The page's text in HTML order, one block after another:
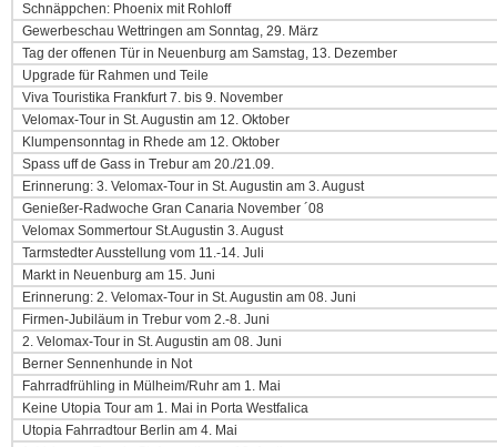
Schnäppchen: Phoenix mit Rohloff
Gewerbeschau Wettringen am Sonntag, 29. März
Tag der offenen Tür in Neuenburg am Samstag, 13. Dezember
Upgrade für Rahmen und Teile
Viva Touristika Frankfurt 7. bis 9. November
Velomax-Tour in St. Augustin am 12. Oktober
Klumpensonntag in Rhede am 12. Oktober
Spass uff de Gass in Trebur am 20./21.09.
Erinnerung: 3. Velomax-Tour in St. Augustin am 3. August
Genießer-Radwoche Gran Canaria November ´08
Velomax Sommertour St.Augustin 3. August
Tarmstedter Ausstellung vom 11.-14. Juli
Markt in Neuenburg am 15. Juni
Erinnerung: 2. Velomax-Tour in St. Augustin am 08. Juni
Firmen-Jubiläum in Trebur vom 2.-8. Juni
2. Velomax-Tour in St. Augustin am 08. Juni
Berner Sennenhunde in Not
Fahrradfrühling in Mülheim/Ruhr am 1. Mai
Keine Utopia Tour am 1. Mai in Porta Westfalica
Utopia Fahrradtour Berlin am 4. Mai